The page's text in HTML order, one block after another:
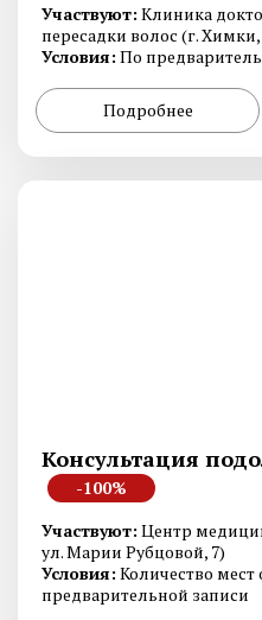
Участвуют: Клиника
пересадки волос (г.
Условия: По
Подробнее
Консультация
-100%
Участвуют: Центр
ул. Марии Рубцовой, 7)
Условия: Количество мест
предварительной записи